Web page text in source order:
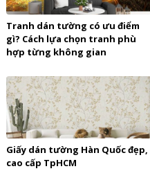
Tranh dán tường có ưu điểm
gì? Cách lựa chọn tranh phù
hợp từng không gian
Giấy dán tường Hàn Quốc đẹp,
cao cấp TpHCM